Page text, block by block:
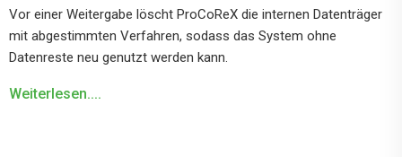
Vor einer Weitergabe löscht ProCoReX die internen Datenträger
mit abgestimmten Verfahren, sodass das System ohne
Datenreste neu genutzt werden kann.
Weiterlesen....